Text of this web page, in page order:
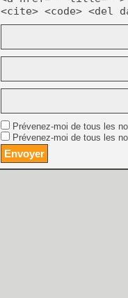
<cite> <code> <del
Prévenez-moi de tous les
Prévenez-moi de tous les